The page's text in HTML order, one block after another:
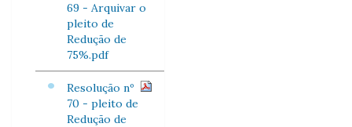
69 - Arquivar o
pleito de
Redução de
75%.pdf
Resolução nº
70 - pleito de
Redução de